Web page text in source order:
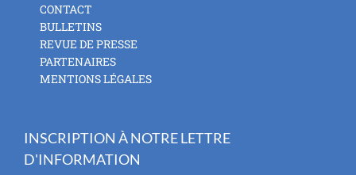
CONTACT
BULLETINS
REVUE DE PRESSE
PARTENAIRES
MENTIONS LÉGALES
INSCRIPTION À NOTRE LETTRE
D'INFORMATION